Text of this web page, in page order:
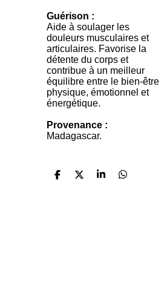
Guérison :
Aide à soulager les
douleurs musculaires et
articulaires. Favorise la
détente du corps et
contribue à un meilleur
équilibre entre le bien-être
physique, émotionnel et
énergétique.
Provenance :
Madagascar.
P
P
P
P